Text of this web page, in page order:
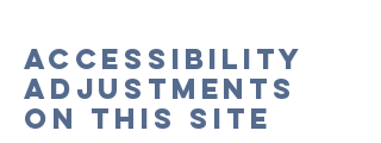
Accessibility
adjustments
on this site